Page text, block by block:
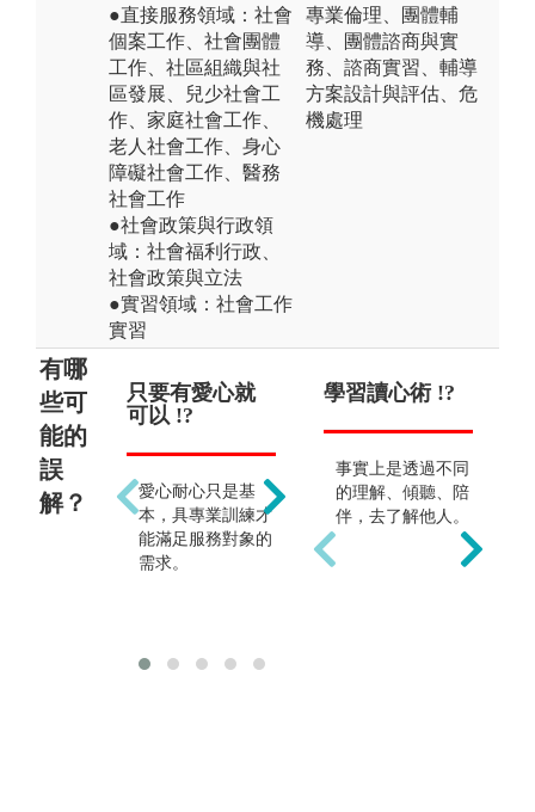
●直接服務領域：社會
個案工作、社會團體
工作、社區組織與社
區發展、兒少社會工
作、家庭社會工作、
老人社會工作、身心
障礙社會工作、醫務
社會工作
●社會政策與行政領
域：社會福利行政、
社會政策與立法
●實習領域：社會工作
實習
專業倫理、團體輔
導、團體諮商與實
務、諮商實習、輔導
方案設計與評估、危
機處理
有哪
些可
能的
誤
解？
只要有愛心就
可以 !?
愛心耐心只是基
本，具專業訓練才
能滿足服務對象的
需求。
社工就是慈善
如何整合社會資
源，激勵個案、團
體的能力更為重
要。
學習讀心術 !?
事實上是透過不同
的理解、傾聽、陪
伴，去了解他人。